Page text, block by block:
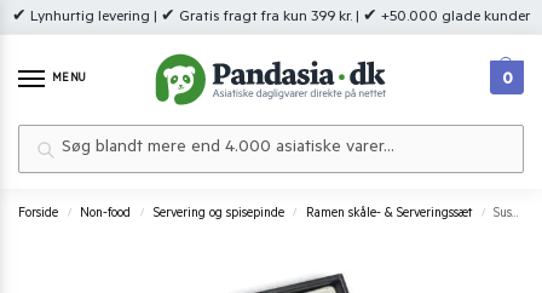
✔ Lynhurtig levering | ✔ Gratis fragt fra kun 399 kr. | ✔ +50.000 glade kunder
MENU 0
Forside / Non-food / Servering og spisepinde / Ramen skåle- & Serveringssæt / Sushi serveringssæt Mønster Black And White – 2 pers.